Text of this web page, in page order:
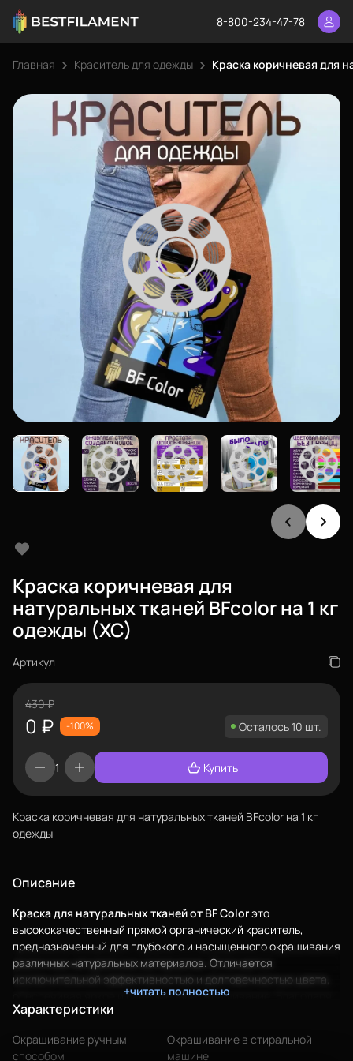
8-800-234-47-78
Главная Краситель для одежды Краска коричневая для
Краска коричневая для
натуральных тканей BFcolor на 1 кг
одежды (ХС)
Артикул
430₽
0 ₽ -100% Осталось 10 шт.
Купить
Краска коричневая для натуральных тканей BFcolor на 1 кг
одежды
Описание
Краска для натуральных тканей от BF Colorэто
высококачественный прямой органический краситель,
предназначенный для глубокого и насыщенного окрашивания
различных натуральных материалов. Отличается
исключительной эффективностью и долговечностью цвета,
обеспечивая яркое и равномерное окрашивание. Благодаря
своему органическому составу, краска BF Color безопасна
стирки.
+читать полностью
Характеристики
Окрашивание ручным
способом
Окрашивание в стиральной
машине
Каталог
Пластик BestFilament
Сопутствующие товары
Войти
О нас
Система скидок
Оплата и доставка
Для крупных 3D-печатников
Политика конфиденциальности
Блог
Город
Адрес
ул.Проезжая дом 9а
проложить
Режим работы
Пн-Вс с 10:00 до 18:00
Задать вопрос
info@bestfilament.ru